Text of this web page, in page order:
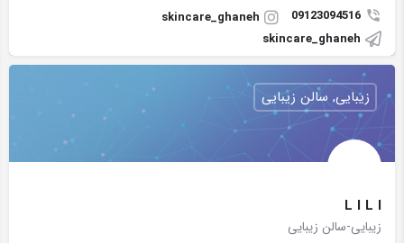
09123094516
skincare_ghaneh
skincare_ghaneh
L I L I
زیبایی-سالن زیبایی
زیبایی, سالن زیبایی